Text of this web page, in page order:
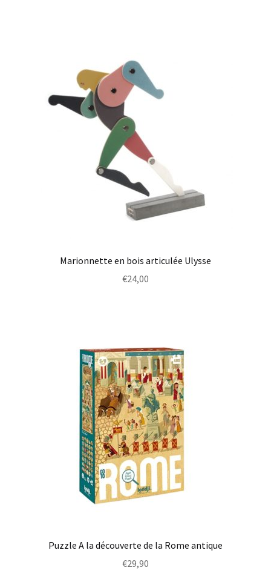
Marionnette en bois articulée Ulysse
€24,00
Puzzle A la découverte de la Rome antique
€29,90